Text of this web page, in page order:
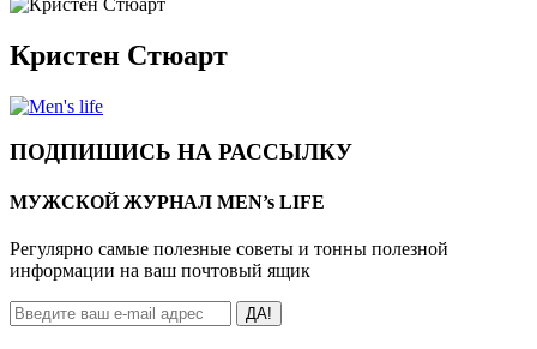
Кристен Стюарт
ПОДПИШИСЬ НА РАССЫЛКУ
МУЖСКОЙ ЖУРНАЛ MEN’s LIFE
Регулярно самые полезные советы и тонны полезной
информации на ваш почтовый ящик
ДА!